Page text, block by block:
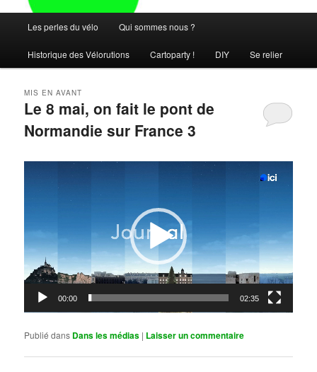
principal
Les perles du vélo Qui sommes nous ?
Historique des Vélorutions Cartoparty ! DIY Se relier
Le 8 mai, on fait le pont de
Normandie sur France 3
MIS EN AVANT
00:00 02:35
Publié dans Dans les médias | Laisser un commentaire